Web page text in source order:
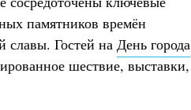
памятников времён
славы. Гостей на День города
шествие, выставки,